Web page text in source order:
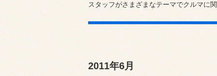
スタッフがさまざまなテーマでクルマに
2011年6月